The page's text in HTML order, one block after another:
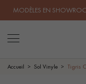
EN
Accueil Sol Vinyle Tigris